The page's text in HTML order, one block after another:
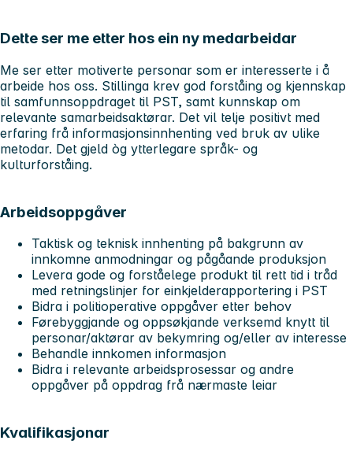
Dette ser me etter hos ein ny medarbeidar
Me ser etter motiverte personar som er interesserte i å
arbeide hos oss. Stillinga krev god forståing og kjennskap
til samfunnsoppdraget til PST, samt kunnskap om
relevante samarbeidsaktørar. Det vil telje positivt med
erfaring frå informasjonsinnhenting ved bruk av ulike
metodar. Det gjeld òg ytterlegare språk- og
kulturforståing.
Arbeidsoppgåver
Taktisk og teknisk innhenting på bakgrunn av
innkomne anmodningar og pågåande produksjon
Levera gode og forståelege produkt til rett tid i tråd
med retningslinjer for einkjelderapportering i PST
Bidra i politioperative oppgåver etter behov
Førebyggjande og oppsøkjande verksemd knytt til
personar/aktørar av bekymring og/eller av interesse
Behandle innkomen informasjon
Bidra i relevante arbeidsprosessar og andre
oppgåver på oppdrag frå nærmaste leiar
Kvalifikasjonar